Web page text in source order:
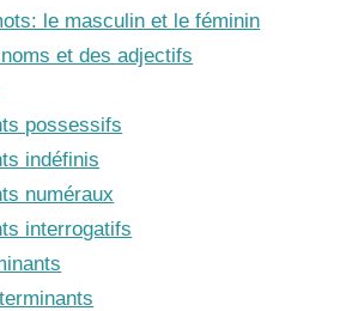
le masculin et le féminin
et des adjectifs
possessifs
indéfinis
numéraux
interrogatifs